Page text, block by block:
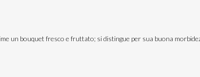
un bouquet fresco e fruttato; si distingue per sua buona